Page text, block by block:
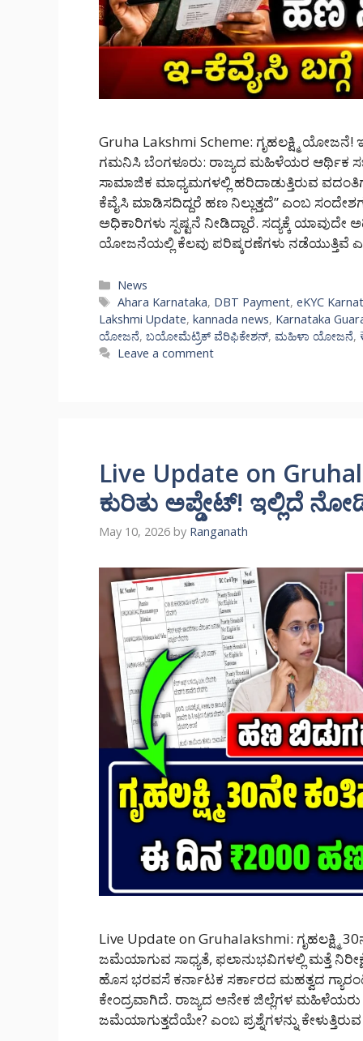
Gruha Lakshmi Scheme: ಗೃಹಲಕ್ಷ್ಮಿ
ಗಮನಿಸಿ ಬೆಂಗಳೂರು: ರಾಜ್ಯದ ಮಹಿಳೆಯರ ಆರ್ಥಿಕ
ಸಾಮಾಜಿಕ ಮಾಧ್ಯಮಗಳಲ್ಲಿ ಹರಿದಾಡುತ್ತಿರುವ
ಕೆವೈಸಿ ಮಾಡಿಸದಿದ್ದರೆ ಹಣ ನಿಲ್ಲುತ್ತದೆ” ಎಂಬ
ಅಧಿಕಾರಿಗಳು ಸ್ಪಷ್ಟನೆ ನೀಡಿದ್ದಾರೆ. ಸದ್ಯಕ್ಕೆ
ಯೋಜನೆಯಲ್ಲಿ ಕೆಲವು ಪರಿಷ್ಕರಣೆಗಳು
Categories
News
Tags
Ahara Karnataka, DBT Payment,eKYC
Lakshmi Update, kannada news, Karnataka
ಯೋಜನೆ, ಬಯೋಮೆಟ್ರಿಕ್ ವೆರಿಫಿಕೇಶನ್, ಮಹಿಳಾ ಯೋಜನೆ,
Leave a comment
Live Update on
ಕುರಿತು ಅಪ್ಡೇಟ್! ಇಲ್ಲಿದೆ
May 10, 2026 by Ranganath
Live Update on Gruhalakshmi:
ಜಮೆಯಾಗುವ ಸಾಧ್ಯತೆ, ಫಲಾನುಭವಿಗಳಲ್ಲಿ ಮತ್ತೆ
ಹೊಸ ಭರವಸೆ ಕರ್ನಾಟಕ ಸರ್ಕಾರದ ಮಹತ್ವದ
ಕೇಂದ್ರವಾಗಿದೆ. ರಾಜ್ಯದ ಅನೇಕ ಜಿಲ್ಲೆಗಳ
ಜಮೆಯಾಗುತ್ತದೆಯೇ? ಎಂಬ ಪ್ರಶ್ನೆಗಳನ್ನು